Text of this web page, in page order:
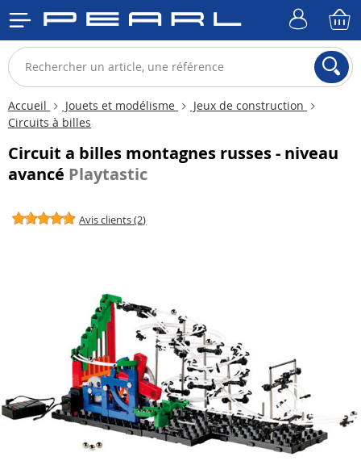
Accueil Jouets et modélisme
Jeux de construction
Circuits à billes
Circuit a billes montagnes russes - niveau
avancé Playtastic
Avis clients (2)